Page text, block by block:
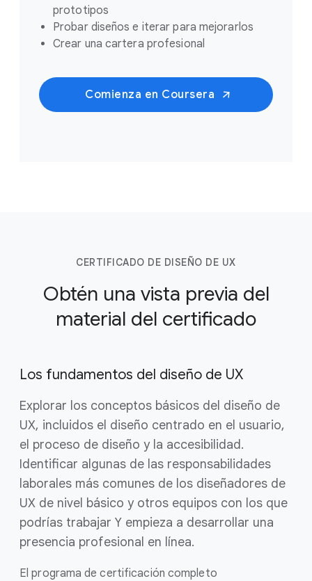
prototipos
Probar diseños e iterar para mejorarlos
Crear una cartera profesional
Comienza en Coursera
CERTIFICADO DE DISEÑO DE UX
Obtén una vista previa del
material del certificado
Los fundamentos del diseño de UX
Explorar los conceptos básicos del diseño de
UX, incluidos el diseño centrado en el usuario,
el proceso de diseño y la accesibilidad.
Identificar algunas de las responsabilidades
laborales más comunes de los diseñadores de
UX de nivel básico y otros equipos con los que
podrías trabajar Y empieza a desarrollar una
presencia profesional en línea.
El programa de certificación completo